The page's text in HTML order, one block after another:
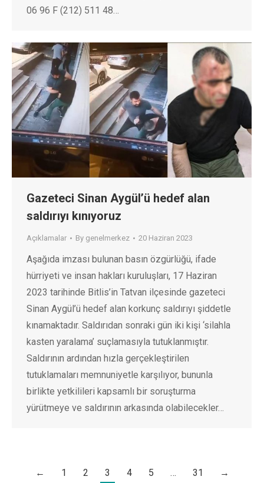
06 96 F (212) 511 48…
Gazeteci Sinan Aygül’ü hedef alan
saldırıyı kınıyoruz
Açıklamalar By genelmerkez 20 Haziran 2023
Aşağıda imzası bulunan basın özgürlüğü, ifade
hürriyeti ve insan hakları kuruluşları, 17 Haziran
2023 tarihinde Bitlis’in Tatvan ilçesinde gazeteci
Sinan Aygül’ü hedef alan korkunç saldırıyı şiddetle
kınamaktadır. Saldırıdan sonraki gün iki kişi ‘silahla
kasten yaralama’ suçlamasıyla tutuklanmıştır.
Saldırının ardından hızla gerçekleştirilen
tutuklamaları memnuniyetle karşılıyor, bununla
birlikte yetkilileri kapsamlı bir soruşturma
yürütmeye ve saldırının arkasında olabilecekler…
← 1 2 3 4 5 … 31 →